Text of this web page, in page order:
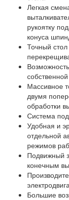
Легкая
рукоятку
конуса
Точный
Массивное
двумя
обработки
Система
Удобная и
отдельной
режимов
Подвижный
конечным
Большие